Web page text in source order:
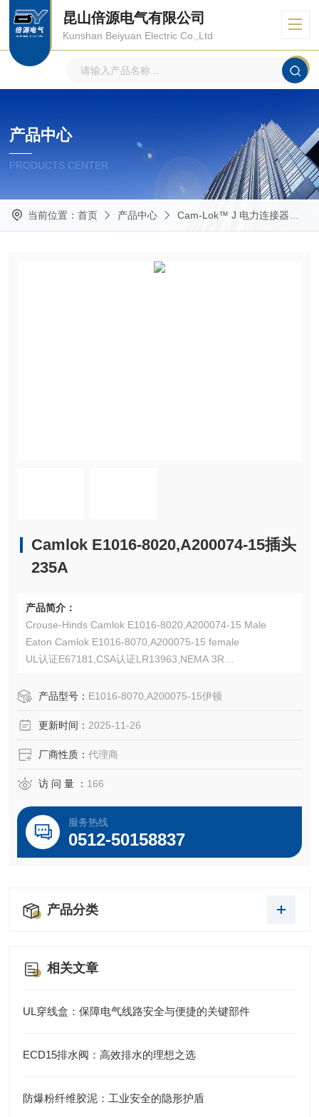
昆山倍源电气有限公司
Kunshan Beiyuan Electric Co.,Ltd
产品中心
PRODUCTS CENTER
当前位置： 首页 产品中心 Cam-Lok™ J 电力连接器
Camlok E1016-8020,A200074-15插头
235A
产品简介：
Crouse-Hinds Camlok E1016-8020,A200074-15 Male
Eaton Camlok E1016-8070,A200075-15 female
UL认证E67181,CSA认证LR13963,NEMA 3R
连续电流最高可达235A,600Vac/dc,1/0-2/0AWG,压接式
产品型号： E1016-8070,A200075-15伊顿
更新时间： 2025-11-26
厂商性质： 代理商
访 问 量 ： 166
服务热线
0512-50158837
产品分类
相关文章
UL穿线盒：保障电气线路安全与便捷的关键部件
ECD15排水阀：高效排水的理想之选
防爆粉纤维胶泥：工业安全的隐形护盾